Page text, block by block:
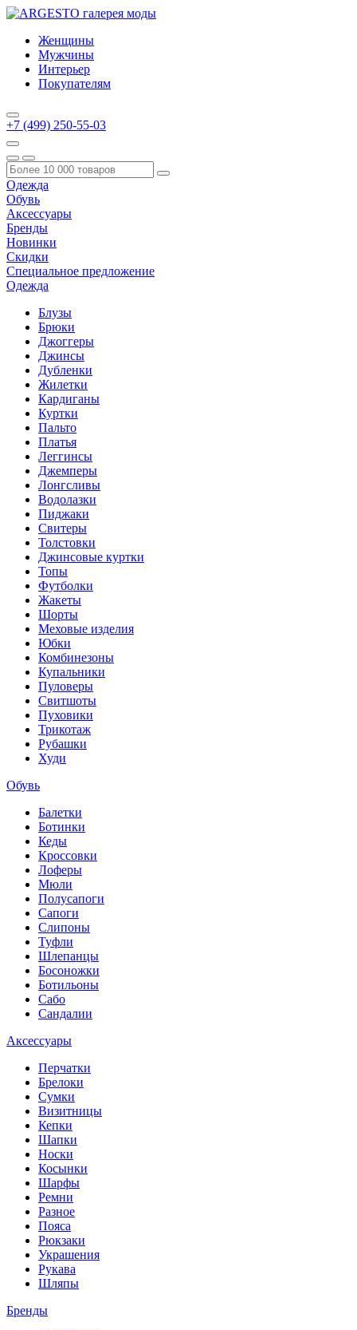
Женщины
Мужчины
Интерьер
Покупателям
+7 (499) 250-55-03
Одежда
Обувь
Аксессуары
Бренды
Новинки
Скидки
Специальное предложение
Одежда
Блузы
Брюки
Джоггеры
Джинсы
Дубленки
Жилетки
Кардиганы
Куртки
Пальто
Платья
Леггинсы
Джемперы
Лонгсливы
Водолазки
Пиджаки
Свитеры
Толстовки
Джинсовые куртки
Топы
Футболки
Жакеты
Шорты
Меховые изделия
Юбки
Комбинезоны
Купальники
Пуловеры
Свитшоты
Пуховики
Трикотаж
Рубашки
Худи
Обувь
Балетки
Ботинки
Кеды
Кроссовки
Лоферы
Мюли
Полусапоги
Сапоги
Слипоны
Туфли
Шлепанцы
Босоножки
Ботильоны
Сабо
Сандалии
Аксессуары
Перчатки
Брелоки
Сумки
Визитницы
Кепки
Шапки
Носки
Косынки
Шарфы
Ремни
Разное
Пояса
Рюкзаки
Украшения
Рукава
Шляпы
Бренды